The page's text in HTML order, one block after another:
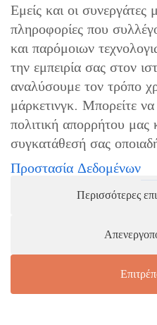
Εμείς και οι συνεργάτες
πληροφορίες που
και παρόμοιων
την εμπειρία σας στον
αναλύσουμε τον τρόπο
μάρκετινγκ. Μπορείτε
πολιτική απορρήτου μας
συγκατάθεσή σας
Προστασία Δεδομένων
Περισσότερες